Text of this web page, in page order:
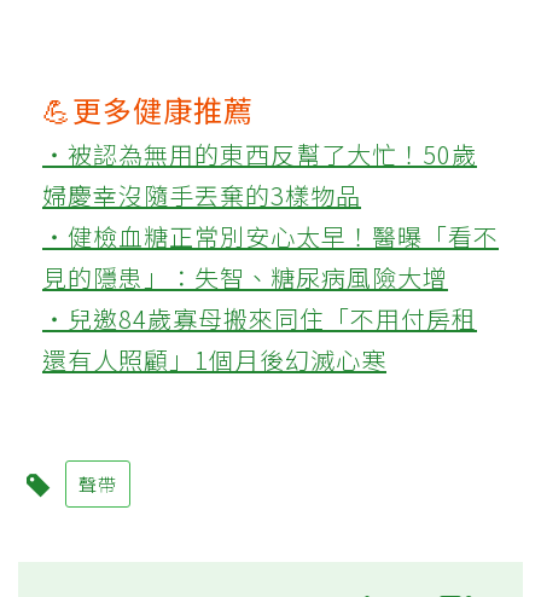
💪更多健康推薦
‧被認為無用的東西反幫了大忙！50歲
婦慶幸沒隨手丟棄的3樣物品
‧健檢血糖正常別安心太早！醫曝「看不
見的隱患」：失智、糖尿病風險大增
‧兒邀84歲寡母搬來同住「不用付房租
還有人照顧」1個月後幻滅心寒
聲帶